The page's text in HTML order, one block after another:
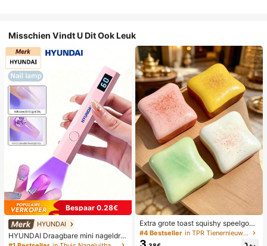
Misschien Vindt U Dit Ook Leuk
Bespaar 0.28€
HYUNDAI
HYUNDAI Draagbare mini nageldro
ger, oplaadbare handlamp UV/LED
Extra grote toast squishy speelgoe
d, superzachte boter toast stressve
rlichtend knijpspeelgoed, verkrijgba
#4 Bestseller in TPR Tienernieuwigheid en grappenspeelgoed